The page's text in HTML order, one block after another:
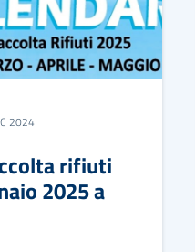
2024
rifiuti
2025 a